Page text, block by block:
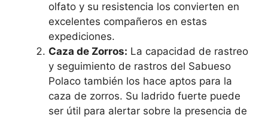
olfato y su resistencia los convierten en
excelentes compañeros en estas
expediciones.
Caza de Zorros: La capacidad de rastreo
y seguimiento de rastros del Sabueso
Polaco también los hace aptos para la
caza de zorros. Su ladrido fuerte puede
ser útil para alertar sobre la presencia de